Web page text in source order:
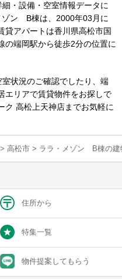
・設備・空室情報データに
ゾン B棟は、2000年03月に
貸アパートは香川県高松市国
の端岡駅から徒歩2分の位置に
状況のご確認でしたり、端
エリアで賃貸物件をお探しで
ク 高松上天神店までお気軽に
> 高松市 > ララ・メゾン B棟の建
住所から
特集一覧
物件提案してもらう